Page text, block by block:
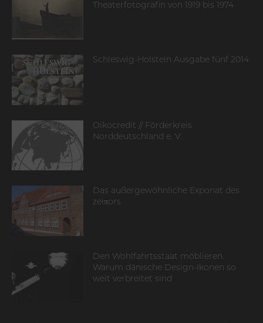
Theaterfotografin von 1919 bis 1974
Schleswig-Holstein Ausgabe fünf 2014
Oikocredit // Förderkreis
Norddeutschland e. V.
Das außergewöhnliche Exponat des
zeiπors
Den Wohlfahrtsstaat möblieren.
Warum dänische Design-Ikonen so
weit verbreitet sind